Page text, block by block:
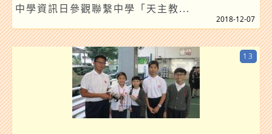
中學資訊日參觀聯繫中學「天主教...
2018-12-07
13